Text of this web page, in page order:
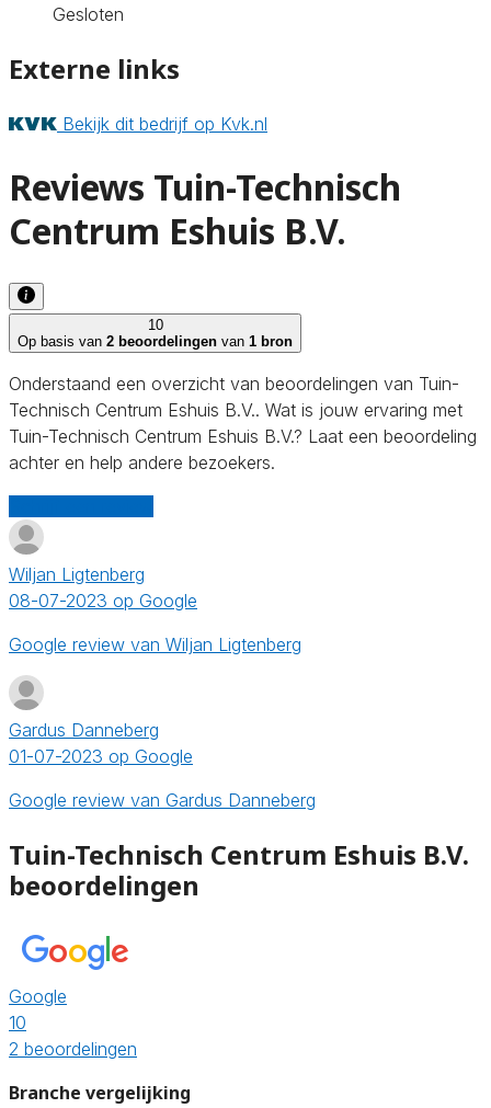
Gesloten
Externe links
Bekijk dit bedrijf op Kvk.nl
Reviews Tuin-Technisch
Centrum Eshuis B.V.
10
Op basis van 2 beoordelingen van 1 bron
Onderstaand een overzicht van beoordelingen van Tuin-
Technisch Centrum Eshuis B.V.. Wat is jouw ervaring met
Tuin-Technisch Centrum Eshuis B.V.? Laat een beoordeling
achter en help andere bezoekers.
Wiljan Ligtenberg
08-07-2023 op Google
Google review van Wiljan Ligtenberg
Gardus Danneberg
01-07-2023 op Google
Google review van Gardus Danneberg
Tuin-Technisch Centrum Eshuis B.V.
beoordelingen
Google
10
2 beoordelingen
Branche vergelijking